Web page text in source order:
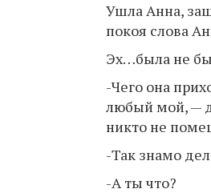
Ушла Анна,
покоя слова
Эх…была не
-Чего она
любый мой, —
никто не
-Так знамо
-А ты что?